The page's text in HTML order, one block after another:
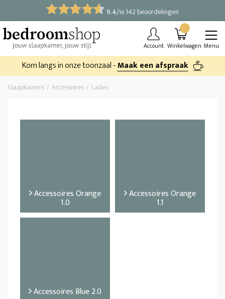
9.4/10 142 beoordelingen
Account Winkelwagen Menu
Kom langs in onze toonzaal -Maak een afspraak
Slaapkamers Accessoires Lades
Accessoires Orange
1.0
Accessoires Orange
1.1
Accessoires Blue 2.0